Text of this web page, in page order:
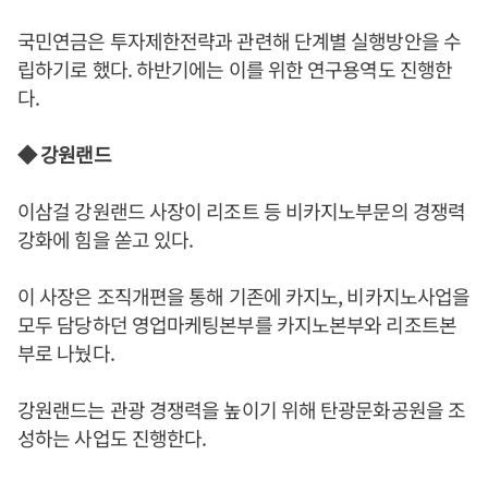
국민연금은 투자제한전략과 관련해 단계별 실행방안을 수
립하기로 했다. 하반기에는 이를 위한 연구용역도 진행한
다.
◆ 강원랜드
이삼걸 강원랜드 사장이 리조트 등 비카지노부문의 경쟁력
강화에 힘을 쏟고 있다.
이 사장은 조직개편을 통해 기존에 카지노, 비카지노사업을
모두 담당하던 영업마케팅본부를 카지노본부와 리조트본
부로 나눴다.
강원랜드는 관광 경쟁력을 높이기 위해 탄광문화공원을 조
성하는 사업도 진행한다.